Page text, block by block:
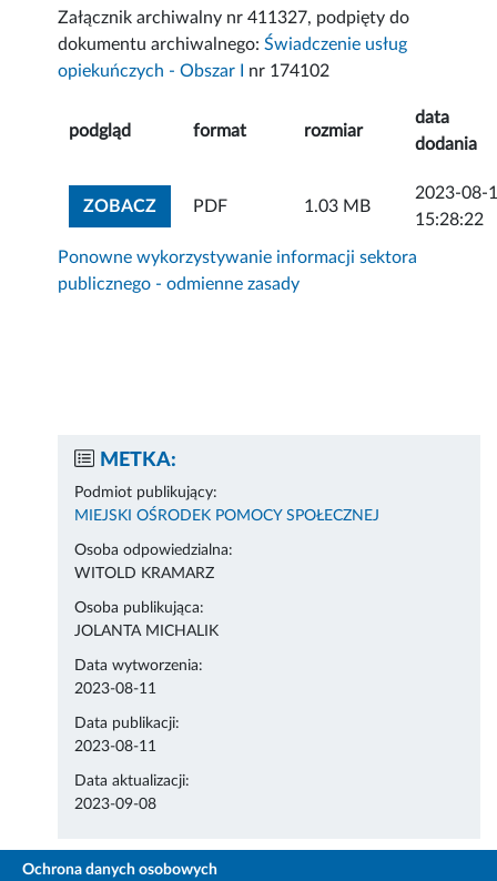
Załącznik archiwalny nr 411327, podpięty do
dokumentu archiwalnego:Świadczenie usług
opiekuńczych - Obszar I
nr 174102
podgląd format rozmiar
data
dodania
ZOBACZZOBACZ ZAŁĄCZNIK
PDF 1.03 MB
2023-08-
15:28:22
Ponowne wykorzystywanie informacji sektora
publicznego - odmienne zasady
METKA:
Podmiot publikujący:
MIEJSKI OŚRODEK POMOCY SPOŁECZNEJ
Osoba odpowiedzialna:
WITOLD KRAMARZ
Osoba publikująca:
JOLANTA MICHALIK
Data wytworzenia:
2023-08-11
Data publikacji:
2023-08-11
Data aktualizacji:
2023-09-08
Ochrona danych osobowych